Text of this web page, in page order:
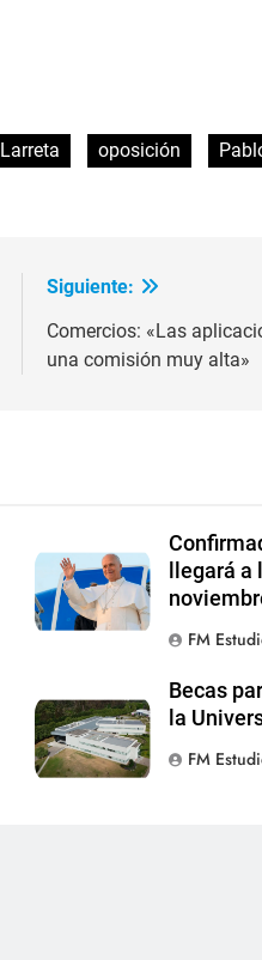
Larreta oposición
Siguiente:
Comercios: «Las
una comisión muy alta»
llegará
FM
Becas
la
FM